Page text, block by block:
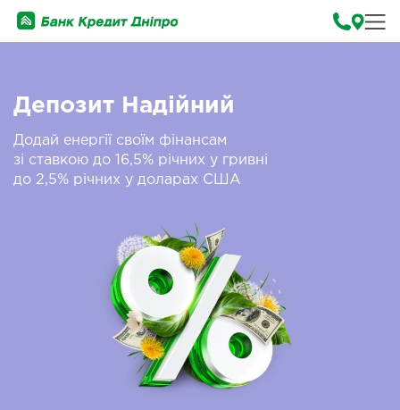
Депозит Надійний
Додай енергії своїм фінансам
зі ставкою до 16,5% річних у гривні
до 2,5% річних у доларах США